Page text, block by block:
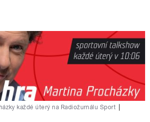
každé úterý na Radiožurnálu Sport